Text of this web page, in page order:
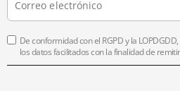
De conformidad con el RGPD y la
los datos facilitados con la finalidad de